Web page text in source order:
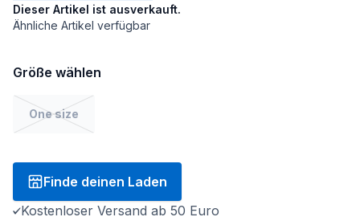
Dieser Artikel ist ausverkauft.
Ähnliche Artikel verfügbar
Größe wählen
One size
Finde deinen Laden
Kostenloser Versand ab 50 Euro